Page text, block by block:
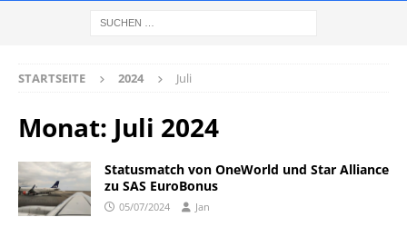
STARTSEITE 2024 Juli
Monat: Juli 2024
Statusmatch von OneWorld und Star Alliance
zu SAS EuroBonus
05/07/2024 Jan